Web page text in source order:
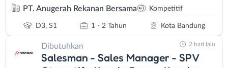
PT. Anugerah Rekanan Bersama Kompetitif
D3, S1 1 - 2 Tahun Kota Bandung
Dibutuhkan
Salesman - Sales Manager - SPV
2 hari lalu